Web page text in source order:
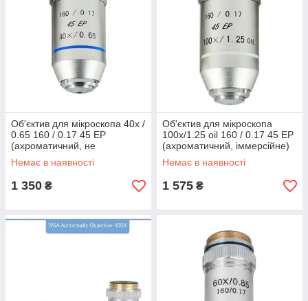
Об'єктив для мікроскопа 40х /
0.65 160 / 0.17 45 ЕР
(ахроматичний, не
іммерсійне)
Немає в наявності
1 350 ₴
Об'єктив для мікроскопа
100х/1.25 oil 160 / 0.17 45 ЕР
(ахроматичний, іммерсійне)
Немає в наявності
1 575 ₴